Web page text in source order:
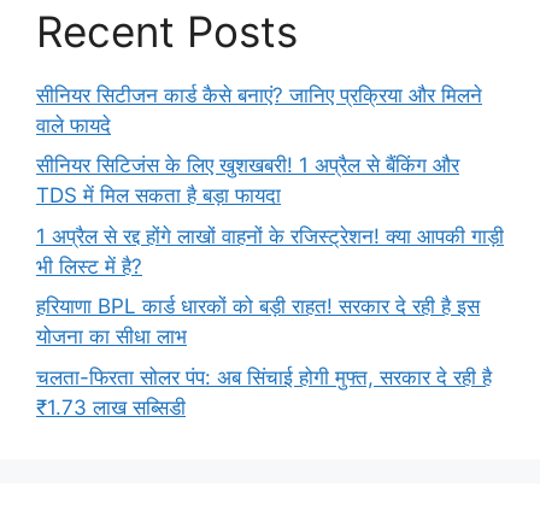
Recent Posts
सीनियर सिटीजन कार्ड कैसे बनाएं? जानिए प्रक्रिया और मिलने
वाले फायदे
सीनियर सिटिजंस के लिए खुशखबरी! 1 अप्रैल से बैंकिंग और
TDS में मिल सकता है बड़ा फायदा
1 अप्रैल से रद्द होंगे लाखों वाहनों के रजिस्ट्रेशन! क्या आपकी गाड़ी
भी लिस्ट में है?
हरियाणा BPL कार्ड धारकों को बड़ी राहत! सरकार दे रही है इस
योजना का सीधा लाभ
चलता-फिरता सोलर पंप: अब सिंचाई होगी मुफ्त, सरकार दे रही है
₹1.73 लाख सब्सिडी